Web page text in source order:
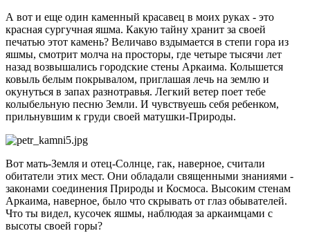
А вот и еще один каменный красавец в моих руках - это
красная сургучная яшма. Какую тайну хранит за своей
печатью этот камень? Величаво вздымается в степи гора из
яшмы, смотрит молча на просторы, где четыре тысячи лет
назад возвышались городские стены Аркаима. Колышется
ковыль белым покрывалом, приглашая лечь на землю и
окунуться в запах разнотравья. Легкий ветер поет тебе
колыбельную песню Земли. И чувствуешь себя ребенком,
прильнувшим к груди своей матушки-Природы.
Вот мать-Земля и отец-Солнце, гак, наверное, считали
обитатели этих мест. Они обладали священными знаниями -
законами соединения Природы и Космоса. Высоким стенам
Аркаима, наверное, было что скрывать от глаз обывателей.
Что ты видел, кусочек яшмы, наблюдая за аркаимцами с
высоты своей горы?